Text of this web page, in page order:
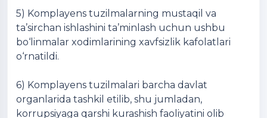
5) Komplayens tuzilmalarning mustaqil va
ta’sirchan ishlashini ta’minlash uchun ushbu
bo‘linmalar xodimlarining xavfsizlik kafolatlari
o‘rnatildi.
6) Komplayens tuzilmalari barcha davlat
organlarida tashkil etilib, shu jumladan,
korrupsiyaga qarshi kurashish faoliyatini olib